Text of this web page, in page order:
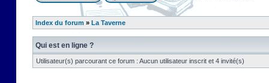
Index du forum » La Taverne
Qui est en ligne ?
Utilisateur(s) parcourant ce forum : Aucun utilisateur inscrit et 4 invité(s)